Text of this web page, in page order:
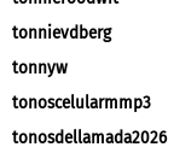
tonnievdberg
tonnyw
tonoscelularmmp3
tonosdellamada2026